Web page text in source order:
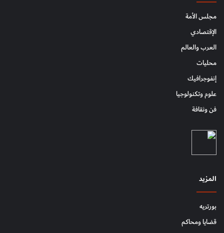
مجلس الأمة
الإقتصادي
العرب والعالم
محليات
إنفوجرافيك
علوم وتكنولوجيا
فن وثقافة
المزيد
بورتريه
قضايا ومحاكم